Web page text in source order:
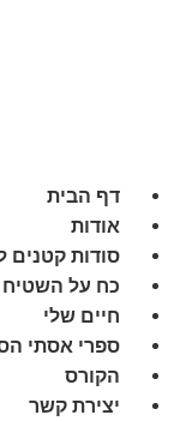
דף הבית
אודות
סודות קטנים
כח על השטיח
חיים שלי
ספרי אסתי
הקורס
יצירת קשר